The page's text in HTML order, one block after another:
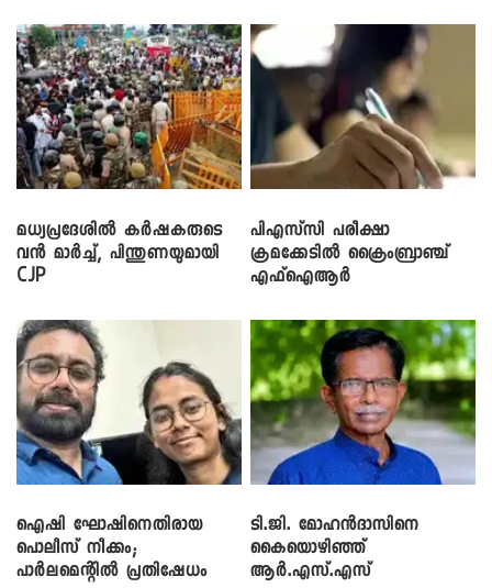
മധ്യപ്രദേശിൽ കർഷകരുടെ
വൻ മാർച്ച്, പിന്തുണയുമായി
CJP
പിഎസ്‌സി പരീക്ഷാ
ക്രമക്കേ‌ടിൽ ക്രൈംബ്രാഞ്ച്
എഫ്ഐആർ
ഐഷി ഘോഷിനെതിരായ
പൊലീസ് നീക്കം;
പാര്‍ലമെന്റിൽ പ്രതിഷേധം
ടി.ജി. മോഹൻദാസിനെ
കൈയൊഴിഞ്ഞ്
ആർ.എസ്.എസ്